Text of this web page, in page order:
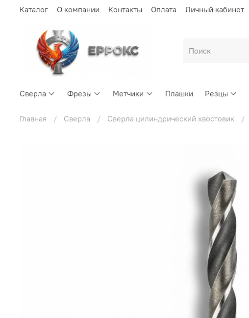
Каталог О компании Контакты Оплата Личный кабинет
Сверла Фрезы Метчики Плашки Резцы
Главная Сверла Сверла цилиндрический хвостовик